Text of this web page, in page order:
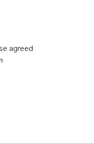
agreed